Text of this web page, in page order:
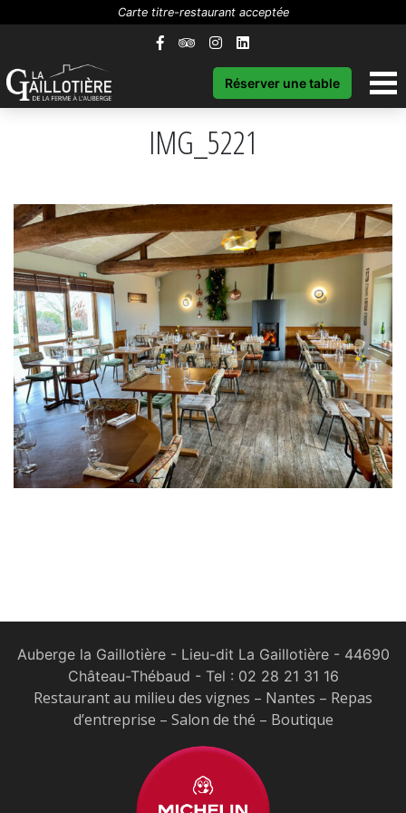
Carte titre-restaurant acceptée
Réserver une table
IMG_5221
Auberge la Gaillotière - Lieu-dit La Gaillotière - 44690
Château-Thébaud - Tel : 02 28 21 31 16
Restaurant au milieu des vignes – Nantes – Repas
d’entreprise – Salon de thé – Boutique